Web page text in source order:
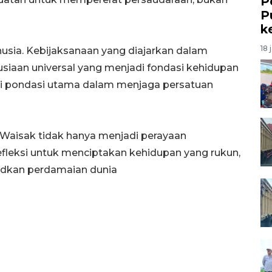
Kebijaksanaan yang diajarkan dalam
universal yang menjadi fondasi kehidupan
pondasi utama dalam menjaga persatuan
tidak hanya menjadi perayaan
untuk menciptakan kehidupan yang rukun,
perdamaian dunia
18